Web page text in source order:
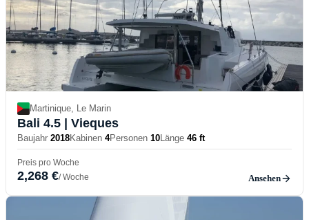
Martinique, Le Marin
Bali 4.5 | Vieques
Baujahr 2018Kabinen 4Personen 10Länge 46 ft
Preis pro Woche
2,268 €/ Woche Ansehen